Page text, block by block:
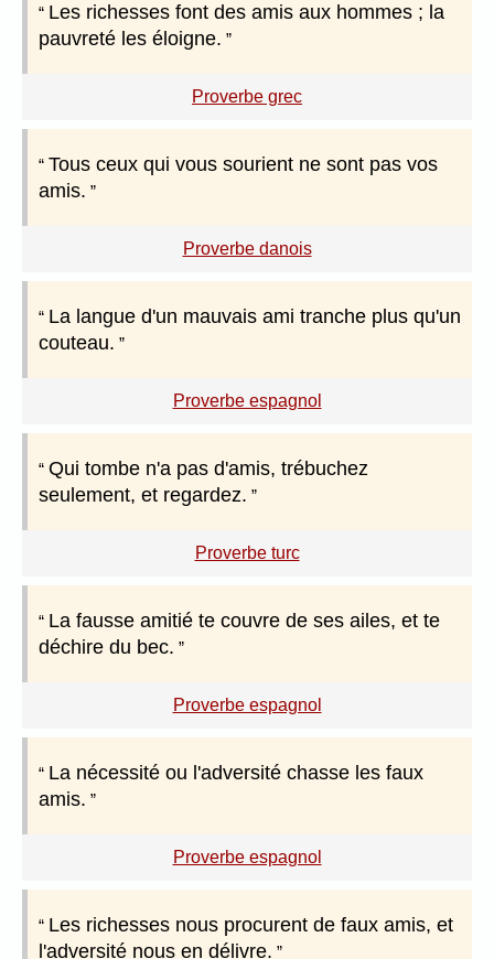
Les richesses font des amis aux hommes ; la
pauvreté les éloigne.
Proverbe grec
Tous ceux qui vous sourient ne sont pas vos
amis.
Proverbe danois
La langue d'un mauvais ami tranche plus qu'un
couteau.
Proverbe espagnol
Qui tombe n'a pas d'amis, trébuchez
seulement, et regardez.
Proverbe turc
La fausse amitié te couvre de ses ailes, et te
déchire du bec.
Proverbe espagnol
La nécessité ou l'adversité chasse les faux
amis.
Proverbe espagnol
Les richesses nous procurent de faux amis, et
l'adversité nous en délivre.